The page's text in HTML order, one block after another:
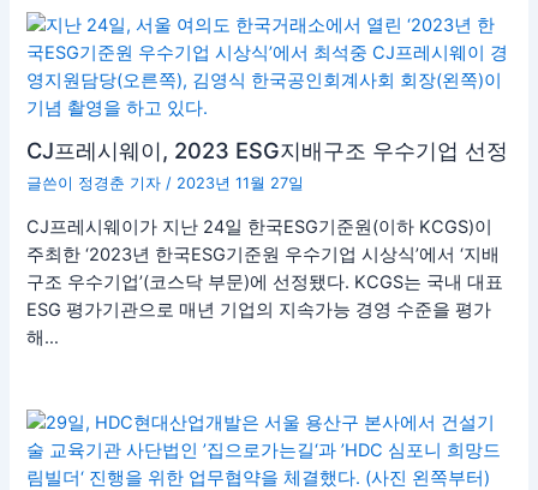
CJ프레시웨이, 2023 ESG지배구조 우수기업 선정
글쓴이 정경춘 기자/ 2023년 11월 27일
CJ프레시웨이가 지난 24일 한국ESG기준원(이하 KCGS)이
주최한 ‘2023년 한국ESG기준원 우수기업 시상식’에서 ‘지배
구조 우수기업’(코스닥 부문)에 선정됐다. KCGS는 국내 대표
ESG 평가기관으로 매년 기업의 지속가능 경영 수준을 평가
해…